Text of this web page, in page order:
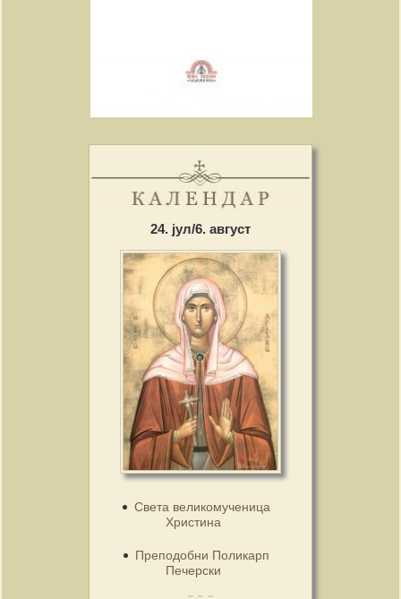
24. јул/6. август
Света великомученица
Христина
Преподобни Поликарп
Печерски